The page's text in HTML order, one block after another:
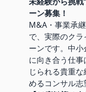
ーン募集！
M&A・事業承
で、実際のク
ーンです。中小
に向き合う仕
じられる貴重
めるコンサル志